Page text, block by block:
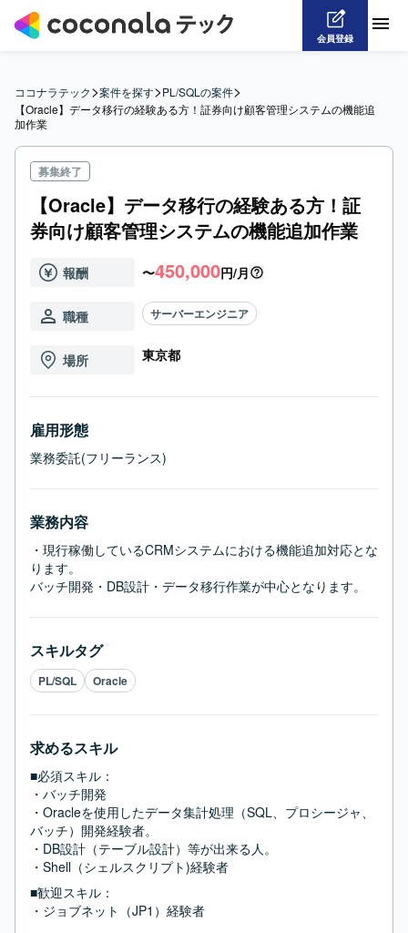
会員登録
ココナラテック>案件を探す>PL/SQLの案件>
【Oracle】データ移行の経験ある方！証券向け顧客管理システムの機能追
加作業
募集終了
【Oracle】データ移行の経験ある方！証
券向け顧客管理システムの機能追加作業
報酬 〜450,000円/月
職種 サーバーエンジニア
場所 東京都
雇用形態
業務委託(フリーランス)
業務内容
・現行稼働しているCRMシステムにおける機能追加対応とな
ります。
バッチ開発・DB設計・データ移行作業が中心となります。
スキルタグ
PL/SQL Oracle
求めるスキル
■必須スキル：
・バッチ開発
・Oracleを使用したデータ集計処理（SQL、プロシージャ、
バッチ）開発経験者。
・DB設計（テーブル設計）等が出来る人。
・Shell（シェルスクリプト)経験者
■歓迎スキル：
・ジョブネット（JP1）経験者